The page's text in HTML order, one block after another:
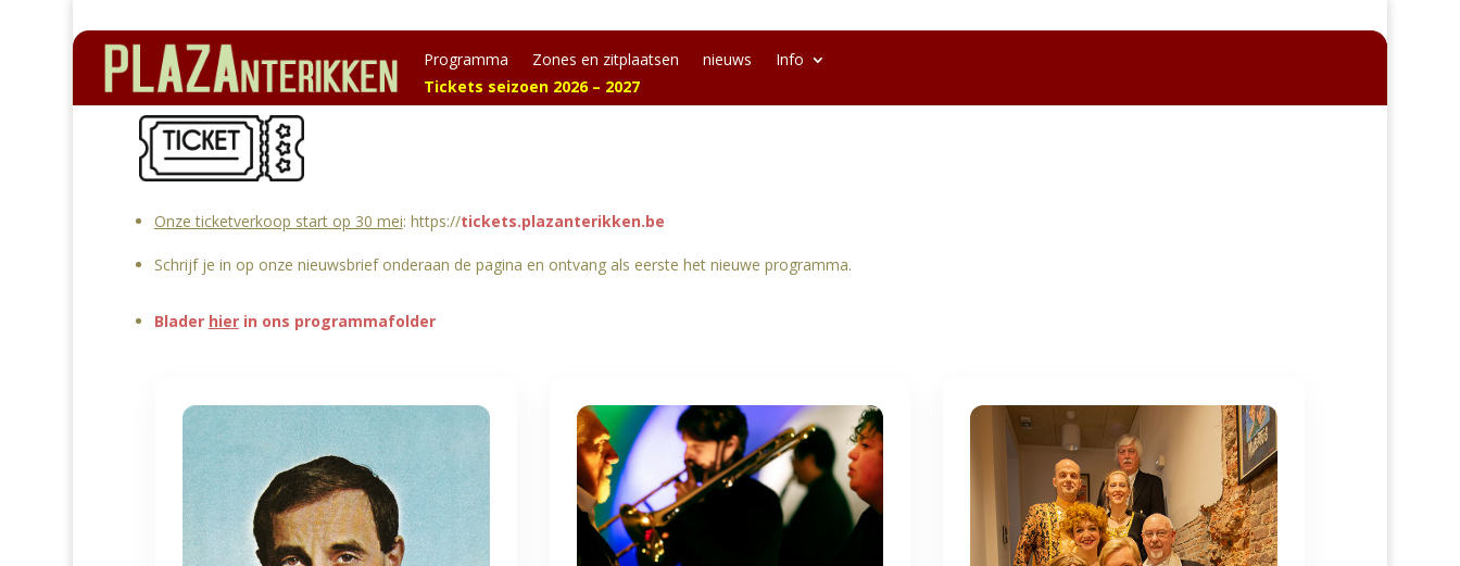
Programma Zones en zitplaatsen nieuws
Info
Tickets seizoen 2026 – 2027
Onze ticketverkoop start op 30 mei: https://tickets.plazanterikken.be
Schrijf je in op onze nieuwsbrief onderaan de pagina en ontvang als eerste het nieuwe programma.
Blader hierin ons programmafolder